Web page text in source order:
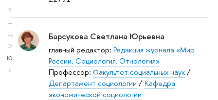
Ч
Ш
Щ
Э
Ю
Я
Барсукова Светлана Юрьевна
главный редактор: Редакция журнала «Мир
России. Социология. Этнология»
Профессор: Факультет социальных наук/
Департамент социологии /Кафедра
экономической социологии